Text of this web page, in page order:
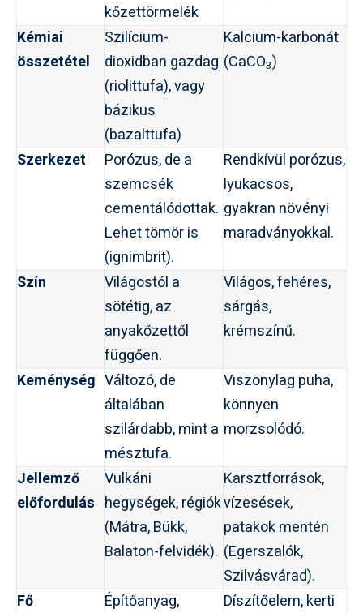
kőzettörmelék
Kémiai
összetétel
Szilícium-
dioxidban gazdag
(riolittufa), vagy
bázikus
(bazalttufa)
Kalcium-karbonát
(CaCO3)
Szerkezet
Porózus, de a
szemcsék
cementálódottak.
Lehet tömör is
(ignimbrit).
Rendkívül porózus,
lyukacsos,
gyakran növényi
maradványokkal.
Szín
Világostól a
sötétig, az
anyakőzettől
függően.
Világos, fehéres,
sárgás,
krémszínű.
Keménység Változó, de
általában
szilárdabb, mint a
mésztufa.
Viszonylag puha,
könnyen
morzsolódó.
Jellemző
előfordulás
Vulkáni
hegységek, régiók
(Mátra, Bükk,
Balaton-felvidék).
Karsztforrások,
vízesések,
patakok mentén
(Egerszalók,
Szilvásvárad).
Fő
Építőanyag,
Díszítőelem, kerti